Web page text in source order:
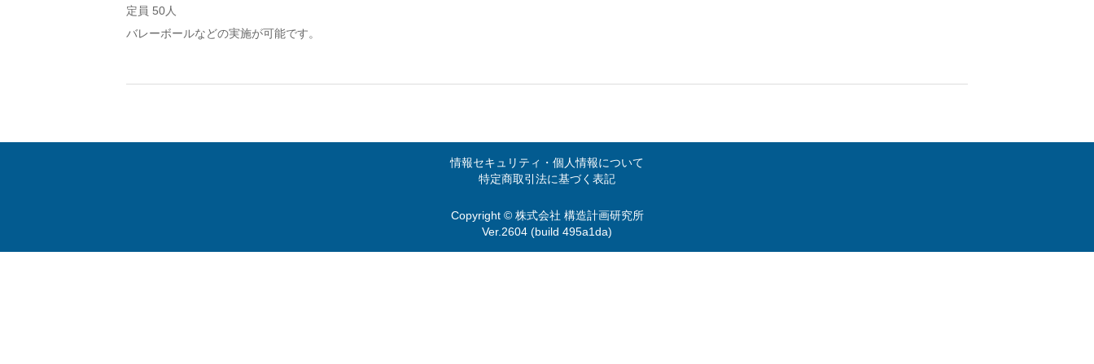
定員 50人
バレーボールなどの実施が可能です。
情報セキュリティ・個人情報について
特定商取引法に基づく表記
Copyright © 株式会社 構造計画研究所
Ver.2604 (build 495a1da)